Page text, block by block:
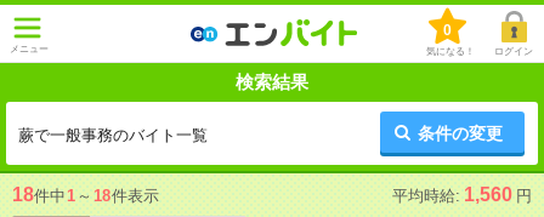
メニュー
0
気になる！ ログイン
検索結果
蕨で一般事務のバイト一覧 条件の変更
18件中1 ～ 18件表示 平均時給: 1,560 円